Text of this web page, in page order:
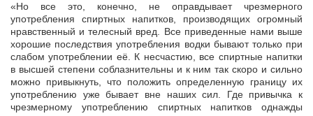
«Но все это, конечно, не оправдывает чрезмерного
употребления спиртных напитков, производящих огромный
нравственный и телесный вред. Все приведенные нами выше
хорошие последствия употребления водки бывают только при
слабом употреблении её. К несчастию, все спиртные напитки
в высшей степени соблазнительны и к ним так скоро и сильно
можно привыкнуть, что положить определенную границу их
употреблению уже бывает вне наших сил. Где привычка к
чрезмерному употреблению спиртных напитков однажды